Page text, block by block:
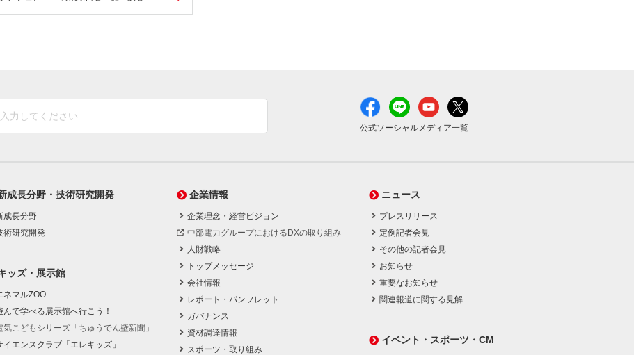
公式ソーシャルメディア一覧
成長分野・技術研究開発
成長分野
術研究開発
ッズ・展示館
ネマルZOO
んで学べる展示館へ行こう！
気こどもシリーズ「ちゅうでん壁新聞」
イエンスクラブ「エレキッズ」
企業情報
企業理念・経営ビジョン
中部電力グループにおけるDXの取り組み
人財戦略
トップメッセージ
会社情報
レポート・パンフレット
ガバナンス
資材調達情報
スポーツ・取り組み
ニュース
プレスリリース
定例記者会見
その他の記者会見
お知らせ
重要なお知らせ
関連報道に関する見解
イベント・スポーツ・CM